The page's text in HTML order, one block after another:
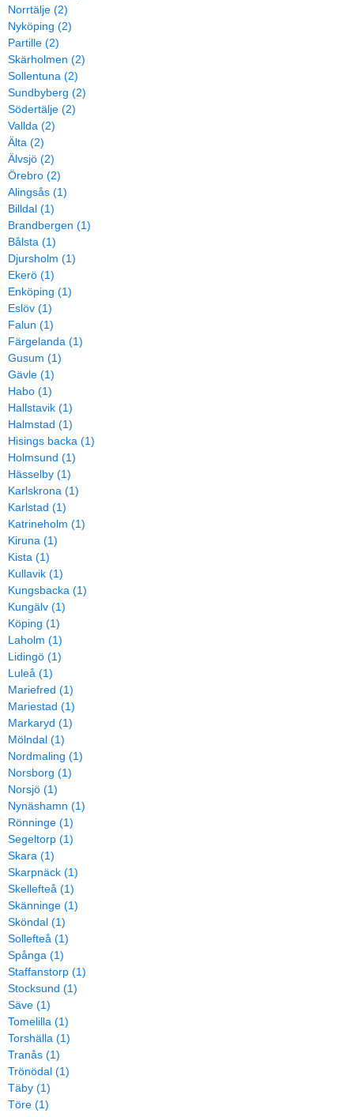
Norrtälje (2)
Nyköping (2)
Partille (2)
Skärholmen (2)
Sollentuna (2)
Sundbyberg (2)
Södertälje (2)
Vallda (2)
Älta (2)
Älvsjö (2)
Örebro (2)
Alingsås (1)
Billdal (1)
Brandbergen (1)
Bålsta (1)
Djursholm (1)
Ekerö (1)
Enköping (1)
Eslöv (1)
Falun (1)
Färgelanda (1)
Gusum (1)
Gävle (1)
Habo (1)
Hallstavik (1)
Halmstad (1)
Hisings backa (1)
Holmsund (1)
Hässelby (1)
Karlskrona (1)
Karlstad (1)
Katrineholm (1)
Kiruna (1)
Kista (1)
Kullavik (1)
Kungsbacka (1)
Kungälv (1)
Köping (1)
Laholm (1)
Lidingö (1)
Luleå (1)
Mariefred (1)
Mariestad (1)
Markaryd (1)
Mölndal (1)
Nordmaling (1)
Norsborg (1)
Norsjö (1)
Nynäshamn (1)
Rönninge (1)
Segeltorp (1)
Skara (1)
Skarpnäck (1)
Skellefteå (1)
Skänninge (1)
Sköndal (1)
Sollefteå (1)
Spånga (1)
Staffanstorp (1)
Stocksund (1)
Säve (1)
Tomelilla (1)
Torshälla (1)
Tranås (1)
Trönödal (1)
Täby (1)
Töre (1)